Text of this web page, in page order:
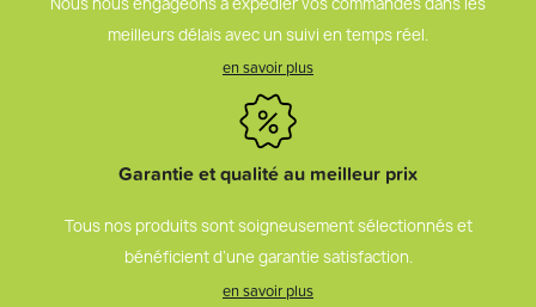
meilleurs délais avec un suivi en temps réel.
en savoir plus
Garantie et qualité au meilleur prix
Tous nos produits sont soigneusement sélectionnés et
bénéficient d’une garantie satisfaction.
en savoir plus